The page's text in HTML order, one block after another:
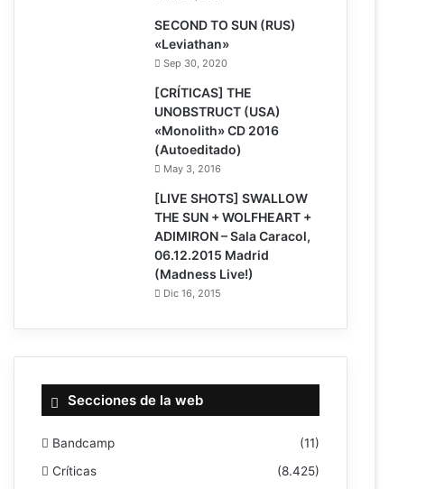
SECOND TO SUN (RUS)
«Leviathan»
Sep 30, 2020
[CRÍTICAS] THE
UNOBSTRUCT (USA)
«Monolith» CD 2016
(Autoeditado)
May 3, 2016
[LIVE SHOTS] SWALLOW
THE SUN + WOLFHEART +
ADIMIRON – Sala Caracol,
06.12.2015 Madrid
(Madness Live!)
Dic 16, 2015
Secciones de la web
Bandcamp
(11)
Críticas
(8.425)